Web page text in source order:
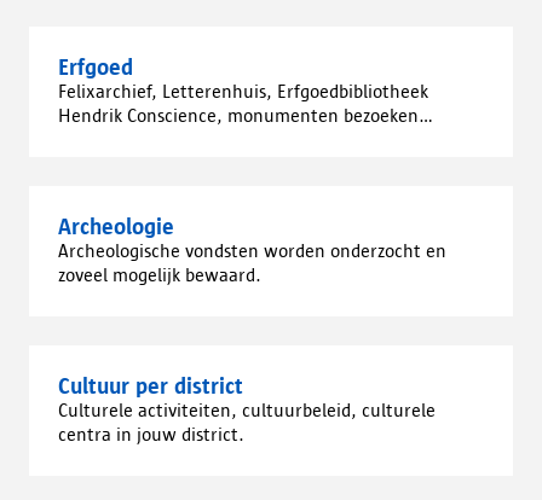
Erfgoed
Felixarchief, Letterenhuis, Erfgoedbibliotheek
Hendrik Conscience, monumenten bezoeken...
Archeologie
Archeologische vondsten worden onderzocht en
zoveel mogelijk bewaard.
Cultuur per district
Culturele activiteiten, cultuurbeleid, culturele
centra in jouw district.